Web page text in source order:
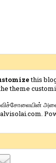
this
theme